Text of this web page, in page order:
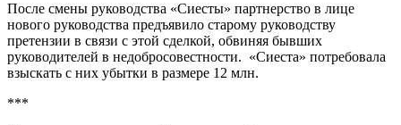
После смены руководства «Сиесты» партнерство в лице
нового руководства предъявило старому руководству
претензии в связи с этой сделкой, обвиняя бывших
руководителей в недобросовестности. «Сиеста» потребовала
взыскать с них убытки в размере 12 млн.
***